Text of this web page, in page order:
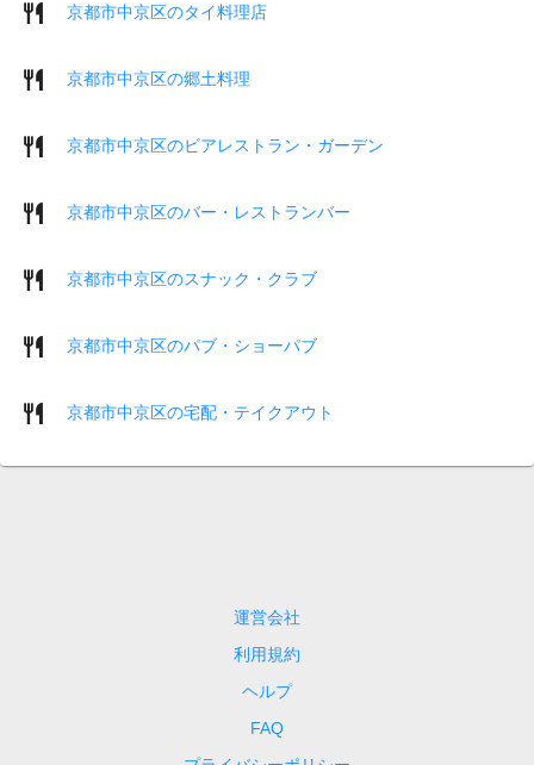
京都市中京区のタイ料理店
京都市中京区の郷土料理
京都市中京区のビアレストラン・ガーデン
京都市中京区のバー・レストランバー
京都市中京区のスナック・クラブ
京都市中京区のパブ・ショーパブ
京都市中京区の宅配・テイクアウト
運営会社
利用規約
ヘルプ
FAQ